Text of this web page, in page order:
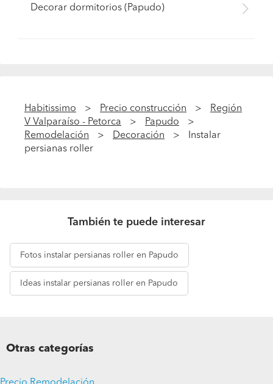
Decorar dormitorios (Papudo)
Habitissimo Precio construcción
Región
V Valparaíso - Petorca
Papudo
Remodelación
Decoración
Instalar
persianas roller
También te puede interesar
Fotos instalar persianas roller en Papudo
Ideas instalar persianas roller en Papudo
Otras categorías